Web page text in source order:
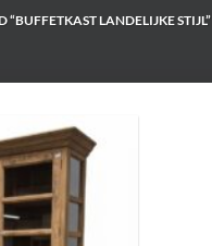
“BUFFETKAST LANDELIJKE STIJL”